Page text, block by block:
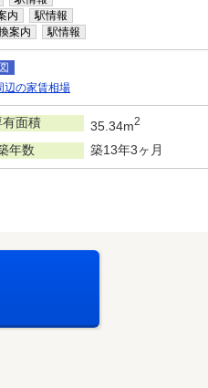
内 駅情報
案内 駅情報
辺の家賃相場
有面積 35.34m2
年数 築13年3ヶ月